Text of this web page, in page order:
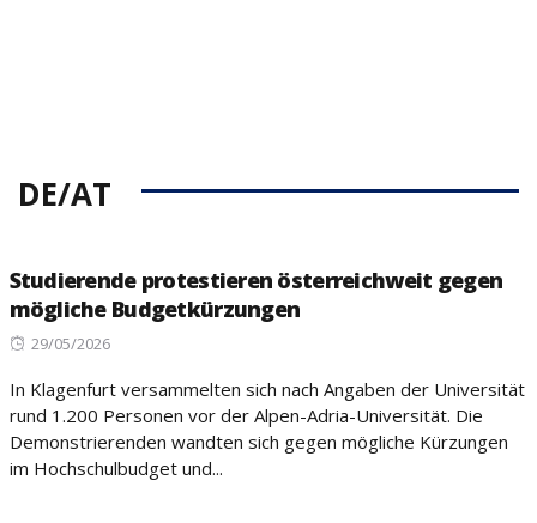
DE/AT
Studierende protestieren österreichweit gegen
mögliche Budgetkürzungen
Posted
29/05/2026
In Klagenfurt versammelten sich nach Angaben der Universität
rund 1.200 Personen vor der Alpen-Adria-Universität. Die
Demonstrierenden wandten sich gegen mögliche Kürzungen
im Hochschulbudget und...